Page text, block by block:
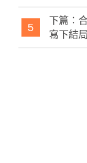
5
下篇：
寫下結